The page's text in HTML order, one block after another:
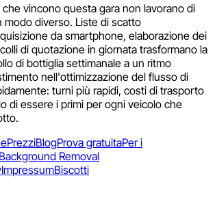
vincono questa gara non lavorano di
modo diverso. Liste di scatto
da smartphone, elaborazione dei
di quotazione in giornata trasformano la
di bottiglia settimanale a un ritmo
nell'ottimizzazione del flusso di
turni più rapidi, costi di trasporto
di essere i primi per ogni veicolo che
PrezziBlogProva gratuitaPer i
Removal
ImpressumBiscotti